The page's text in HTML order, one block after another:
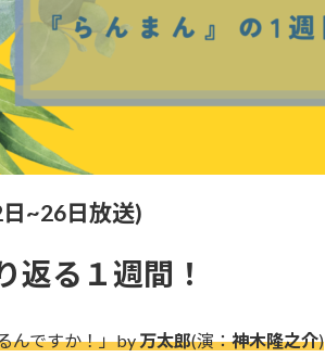
~26日放送)
返る１週間！
んですか！」by万太郎(演：神木隆之介)